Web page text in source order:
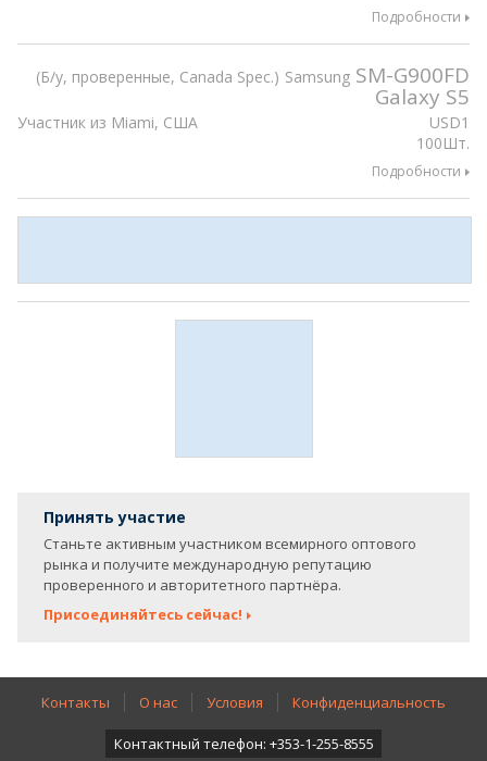
Подробности
Б/у, проверенные, Canada Spec. Samsung SM-G900FD
Galaxy S5
USD1
100Шт.
Участник из Miami, США
Подробности
Принять участие
Станьте активным участником всемирного оптового
рынка и получите международную репутацию
проверенного и авторитетного партнёра.
Присоединяйтесь сейчас!
Контакты О нас Условия Конфиденциальность
Контактный телефон: +353-1-255-8555